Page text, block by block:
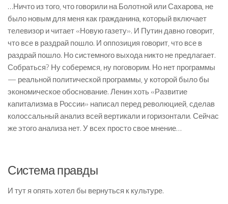
…Ничто из того, что говорили на Болотной или Сахарова, не
было новым для меня как гражданина, который включает
телевизор и читает «Новую газету». И Путин давно говорит,
что все в раздрай пошло. И оппозиция говорит, что все в
раздрай пошло. Но системного выхода никто не предлагает.
Собраться? Ну соберемся, ну поговорим. Но нет программы
— реальной политической программы, у которой было бы
экономическое обоснование. Ленин хоть «Развитие
капитализма в России» написал перед революцией, сделав
колоссальный анализ всей вертикали и горизонтали. Сейчас
же этого анализа нет. У всех просто свое мнение…
Система правды
И тут я опять хотел бы вернуться к культуре.